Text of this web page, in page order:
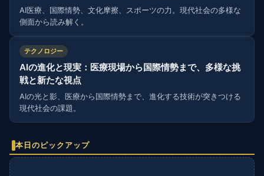
AI医療、国際情勢、文化摩擦、スポーツの力。現代社会の多様な
側面から読み解く。
テクノロジー
AIの進化と現実：医療現場から国際情勢まで、多様な挑
戦と新たな視点
AIの光と影、医療から国際情勢まで、進化する技術が突きつける
現代社会の課題。
本日のピックアップ